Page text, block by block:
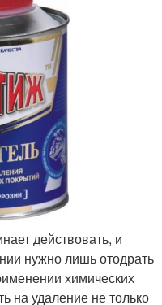
действовать, и
нужно лишь отодрать
химических
на удаление не только